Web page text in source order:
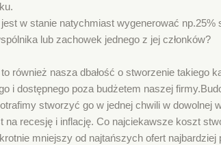
w stanie natychmiast wygenerować np.25%
lub zachowek jednego z jej członków?
również nasza dbałość o stworzenie takiego
i dostępnego poza budżetem naszej
stworzyć go w jednej chwili w dowolnej
na recesję i inflację. Co najciekawsze koszt
mniejszy od najtańszych ofert